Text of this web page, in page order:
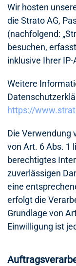
Wir hosten
die Strato AG,
(nachfolgend:
besuchen,
inklusive Ihrer
Weitere
https://
Die Verwendung
von Art. 6 Abs. 1
berechtigtes
zuverlässigen
eine
erfolgt die
Grundlage von
Einwilligung ist